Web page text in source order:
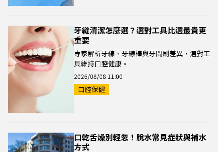
牙縫清潔怎麼選？選對工具比選最貴更
重要
專家解析牙線、牙線棒與牙間刷差異，選對工
具維持口腔健康。
2026/08/08 11:00
口腔保健
口乾舌燥別輕忽！脫水常見症狀與補水
方式